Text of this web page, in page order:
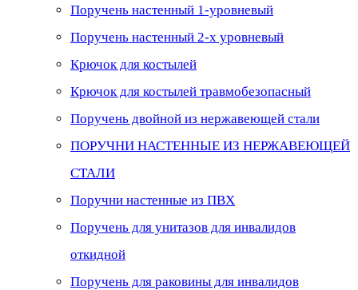
Поручень настенный 1-уровневый
Поручень настенный 2-х уровневый
Крючок для костылей
Крючок для костылей травмобезопасный
Поручень двойной из нержавеющей стали
ПОРУЧНИ НАСТЕННЫЕ ИЗ НЕРЖАВЕЮЩЕЙ
СТАЛИ
Поручни настенные из ПВХ
Поручень для унитазов для инвалидов
откидной
Поручень для раковины для инвалидов